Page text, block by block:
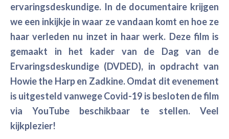
ervaringsdeskundige. In de documentaire krijgen
we een inkijkje in waar ze vandaan komt en hoe ze
haar verleden nu inzet in haar werk. Deze film is
gemaakt in het kader van de Dag van de
Ervaringsdeskundige (DVDED), in opdracht van
Howie the Harp en Zadkine. Omdat dit evenement
is uitgesteld vanwege Covid-19 is besloten de film
via YouTube beschikbaar te stellen. Veel
kijkplezier!